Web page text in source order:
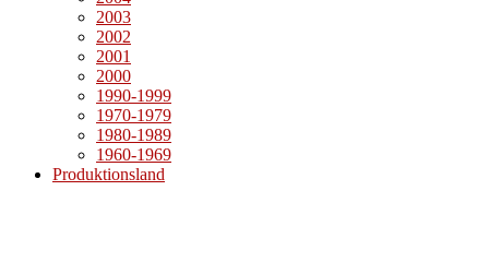
2003
2002
2001
2000
1990-1999
1970-1979
1980-1989
1960-1969
Produktionsland